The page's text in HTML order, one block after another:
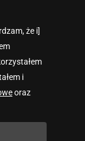
że i]
i
oraz